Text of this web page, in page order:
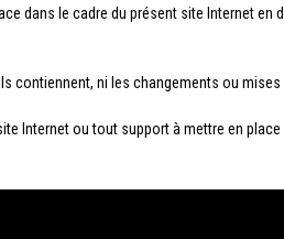
dans le cadre du présent site Internet
contiennent, ni les changements ou
Internet ou tout support à mettre en